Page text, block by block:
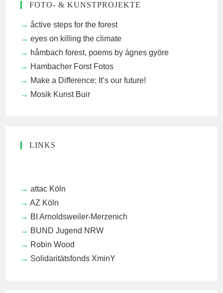
FOTO- & KUNSTPROJEKTE
åctive steps for the forest
eyes on killing the climate
håmbach forest, poems by ágnes györe
Hambacher Forst Fotos
Make a Difference: It’s our future!
Mosik Kunst Buir
LINKS
attac Köln
AZ Köln
BI Arnoldsweiler-Merzenich
BUND Jugend NRW
Robin Wood
Solidaritätsfonds XminY